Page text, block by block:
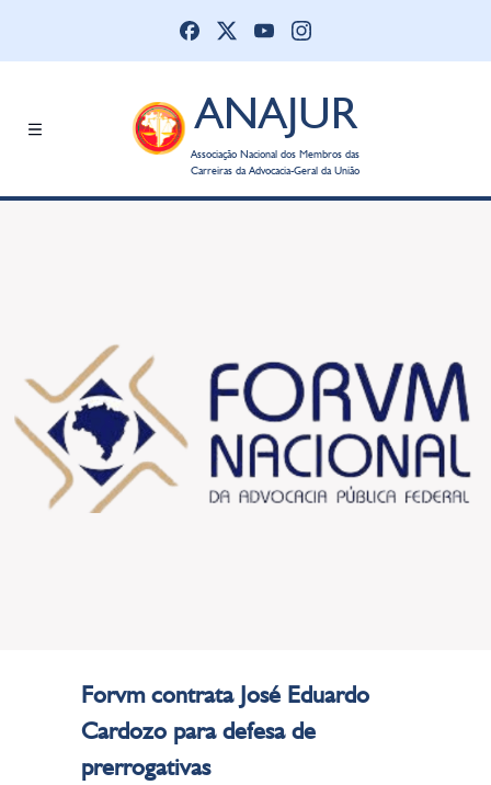
ANAJUR
Associação Nacional dos Membros das
Carreiras da Advocacia-Geral da União
Forvm contrata José Eduardo
Cardozo para defesa de
prerrogativas